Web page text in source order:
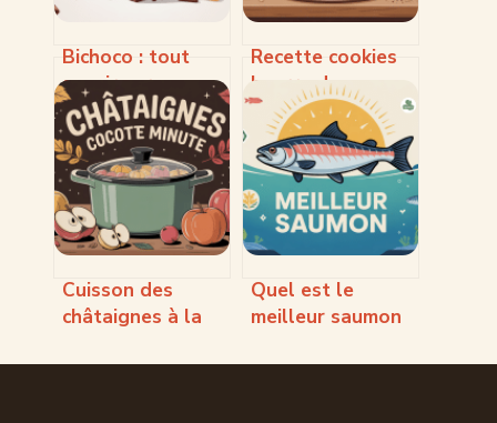
Bichoco : tout
savoir sur ce
biscuit culte et
ses déclinaisons
Recette cookies
beurre de
cacahuète
healthy : la
meilleure version
légère et
gourmande
Cuisson des
châtaignes à la
pour un résultat
Quel est le
meilleur saumon
et vos assiettes